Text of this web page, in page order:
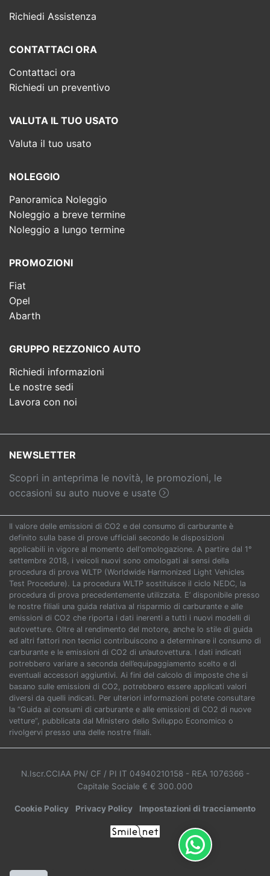
Richiedi Assistenza
CONTATTACI ORA
Contattaci ora
Richiedi un preventivo
VALUTA IL TUO USATO
Valuta il tuo usato
NOLEGGIO
Panoramica Noleggio
Noleggio a breve termine
Noleggio a lungo termine
PROMOZIONI
Fiat
Opel
Abarth
GRUPPO REZZONICO AUTO
Richiedi informazioni
Le nostre sedi
Lavora con noi
NEWSLETTER
Scopri in anteprima le novità, le promozioni, le
occasioni su auto nuove e usate
Il valore delle emissioni di CO2 e del consumo di carburante è
definito sulla base di prove ufficiali secondo le disposizioni
applicabili in vigore al momento dell'omologazione. A partire dal 1°
settembre 2018, i veicoli nuovi sono omologati ai sensi della
procedura di prova WLTP (Worldwide Harmonized Light Vehicles
Test Procedure). La procedura WLTP sostituisce il ciclo NEDC, la
procedura di prova precedentemente utilizzata. E’ disponibile presso
le nostre filiali una guida relativa al risparmio di carburante e alle
emissioni di CO2 che riporta i dati inerenti a tutti i nuovi modelli di
autovetture. Oltre al rendimento del motore, anche lo stile di guida
ed altri fattori non tecnici contribuiscono a determinare il consumo di
carburante e le emissioni di CO2 di un’autovettura. I dati indicati
potrebbero variare a seconda dell’equipaggiamento scelto e di
eventuali accessori aggiuntivi. Ai fini del calcolo di imposte che si
basano sulle emissioni di CO2, potrebbero essere applicati valori
diversi da quelli indicati. Per ulteriori informazioni potete consultare
la “Guida ai consumi di carburante e alle emissioni di CO2 di nuove
vetture”, pubblicata dal Ministero dello Sviluppo Economico o
rivolgervi presso una delle nostre filiali.
N.Iscr.CCIAA PN/ CF / PI IT 04940210158 - REA 1076366 -
Capitale Sociale € € 300.000
Cookie Policy Privacy Policy Impostazioni di tracciamento